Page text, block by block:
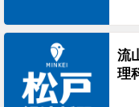
流
理